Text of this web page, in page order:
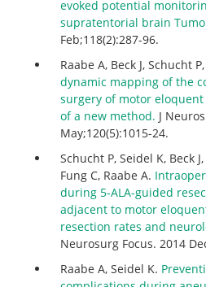
evoked potential
supratentorial brain
Feb;118(2):287-96.
Raabe A, Beck J, Schucht
dynamic mapping of the
surgery of motor
of a new method. J
May;120(5):1015-24.
Schucht P, Seidel K, Beck
Fung C, Raabe A.
during 5-ALA-guided
adjacent to motor
resection rates and
Neurosurg Focus. 2014
Raabe A, Seidel K.